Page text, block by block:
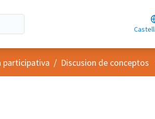
participativa / Discusion de conceptos